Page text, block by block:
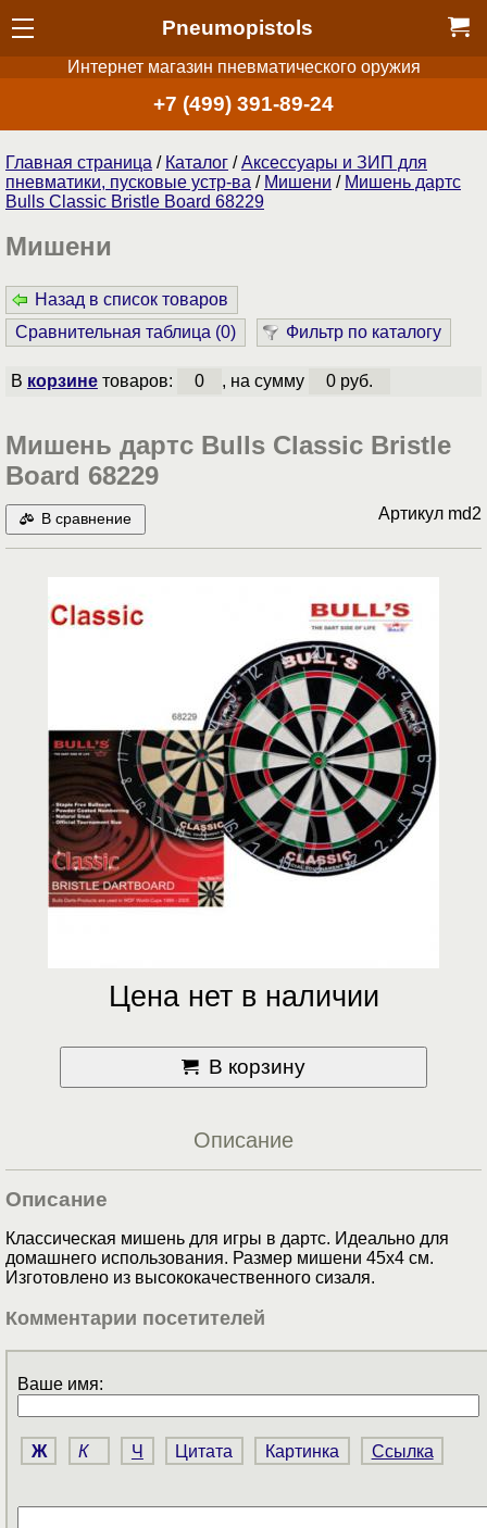
Pneumopistols
Интернет магазин пневматического оружия
+7 (499) 391-89-24
Главная страница / Каталог /Аксессуары и ЗИП для
пневматики, пусковые устр-ва / Мишени / Мишень дартс
Bulls Classic Bristle Board 68229
Мишени
Назад в список товаров
Сравнительная таблица (0) Фильтр по каталогу
В корзинетоваров: 0 , на сумму 0 руб.
Мишень дартс Bulls Classic Bristle
Board 68229
В сравнение Артикул md2
Цена нет в наличии
В корзину
Описание
Описание
Классическая мишень для игры в дартс. Идеально для
домашнего использования. Размер мишени 45х4 см.
Изготовлено из высококачественного сизаля.
Комментарии посетителей
Ваше имя:
Ж К Ч Цитата Картинка Ссылка